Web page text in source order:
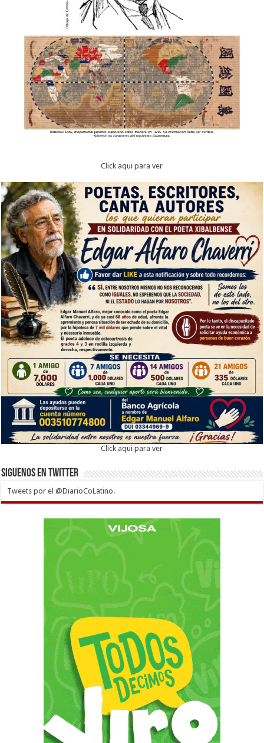
Click aqui para ver
Click aqui para ver
Siguenos en twitter
Tweets por el @DiarioCoLatino.